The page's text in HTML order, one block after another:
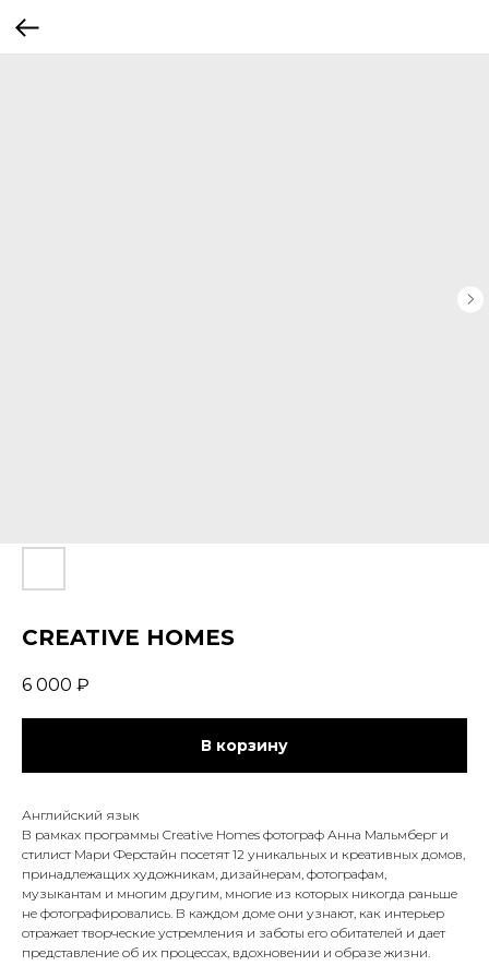
CREATIVE HOMES
6 000 ₽
В корзину
Английский язык
В рамках программы Creative Homes фотограф Анна Мальмберг и
стилист Мари Ферстайн посетят 12 уникальных и креативных домов,
принадлежащих художникам, дизайнерам, фотографам,
музыкантам и многим другим, многие из которых никогда раньше
не фотографировались. В каждом доме они узнают, как интерьер
отражает творческие устремления и заботы его обитателей и дает
представление об их процессах, вдохновении и образе жизни.